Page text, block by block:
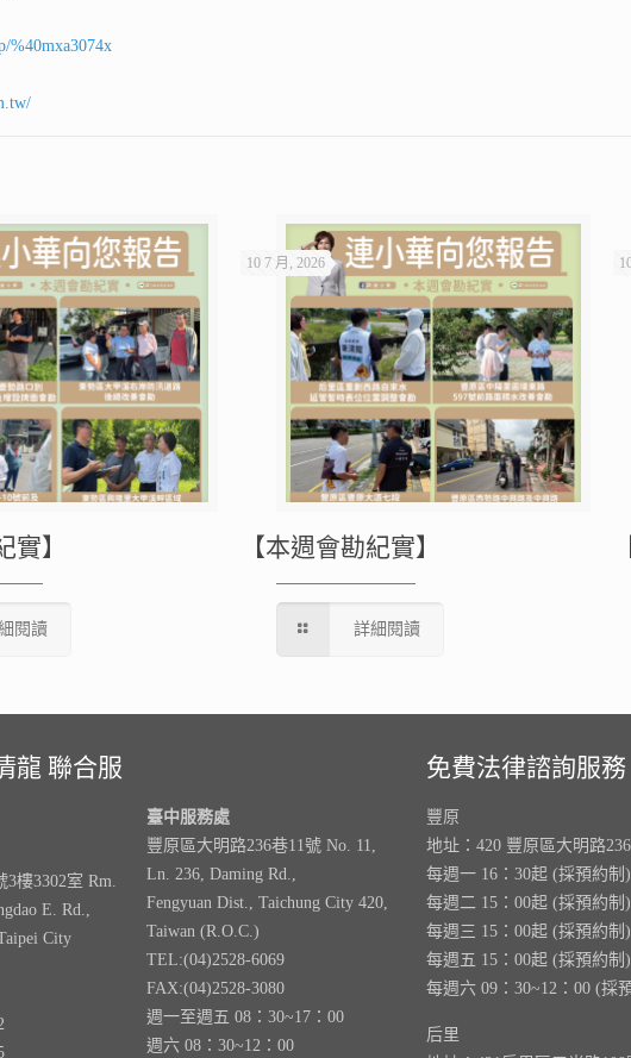
%40mxa3074x
實】
閱讀
10 7 月, 2026
【本週會勘紀實】
詳細閱讀
龍 聯合服
樓3302室 Rm.
E. Rd.,
City
臺中服務處
豐原區大明路236巷11號 No. 11,
Ln. 236, Daming Rd.,
Fengyuan Dist., Taichung City 420,
Taiwan (R.O.C.)
TEL:(04)2528-6069
FAX:(04)2528-3080
週一至週五 08：30~17：00
週六 08：30~12：00
免費法律諮詢服務
豐原
地址：420 豐原區大明路
每週一 16：30起 (採預約制)
每週二 15：00起 (採預約制)
每週三 15：00起 (採預約制)
每週五 15：00起 (採預約制)
每週六 09：30~12：00 (採
后里